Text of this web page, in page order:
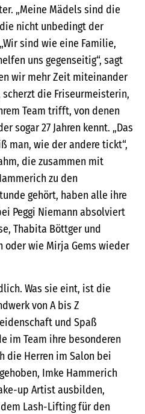
„Meine Mädels sind die
nicht unbedingt der
sind wie eine Familie,
uns gegenseitig“, sagt
wir mehr Zeit miteinander
scherzt die Friseurmeisterin,
Team trifft, von denen
sogar 27 Jahren kennt. „Das
man, wie der andere tickt“,
die zusammen mit
zu den
gehört, haben alle ihre
Peggi Niemann absolviert
Thabita Böttger und
oder wie Mirja Gems wieder
Was sie eint, ist die
von A bis Z
und Spaß
im Team ihre besonderen
die Herren im Salon bei
Imke Hammerich
up Artist ausbilden,
Lash-Lifting für den